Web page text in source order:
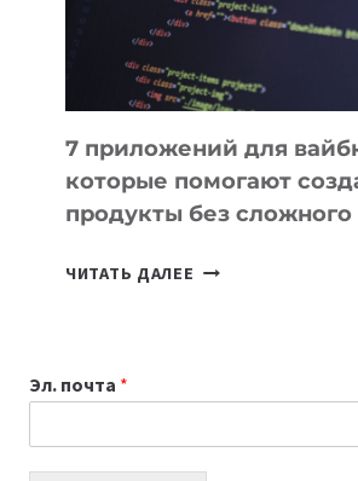
7 приложений для
которые помогают
продукты без сложного
ЧИТАТЬ ДАЛЕЕ
СОЗДАВАТЬ
Эл. почта *